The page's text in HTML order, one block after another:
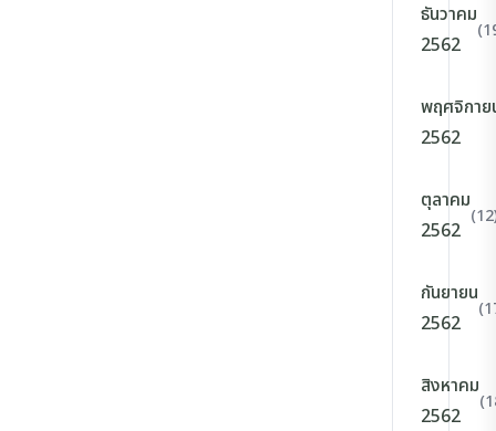
ธันวาคม
2562
พฤศจิกาย
2562
ตุลาคม
2562
กันยายน
2562
สิงหาคม
2562